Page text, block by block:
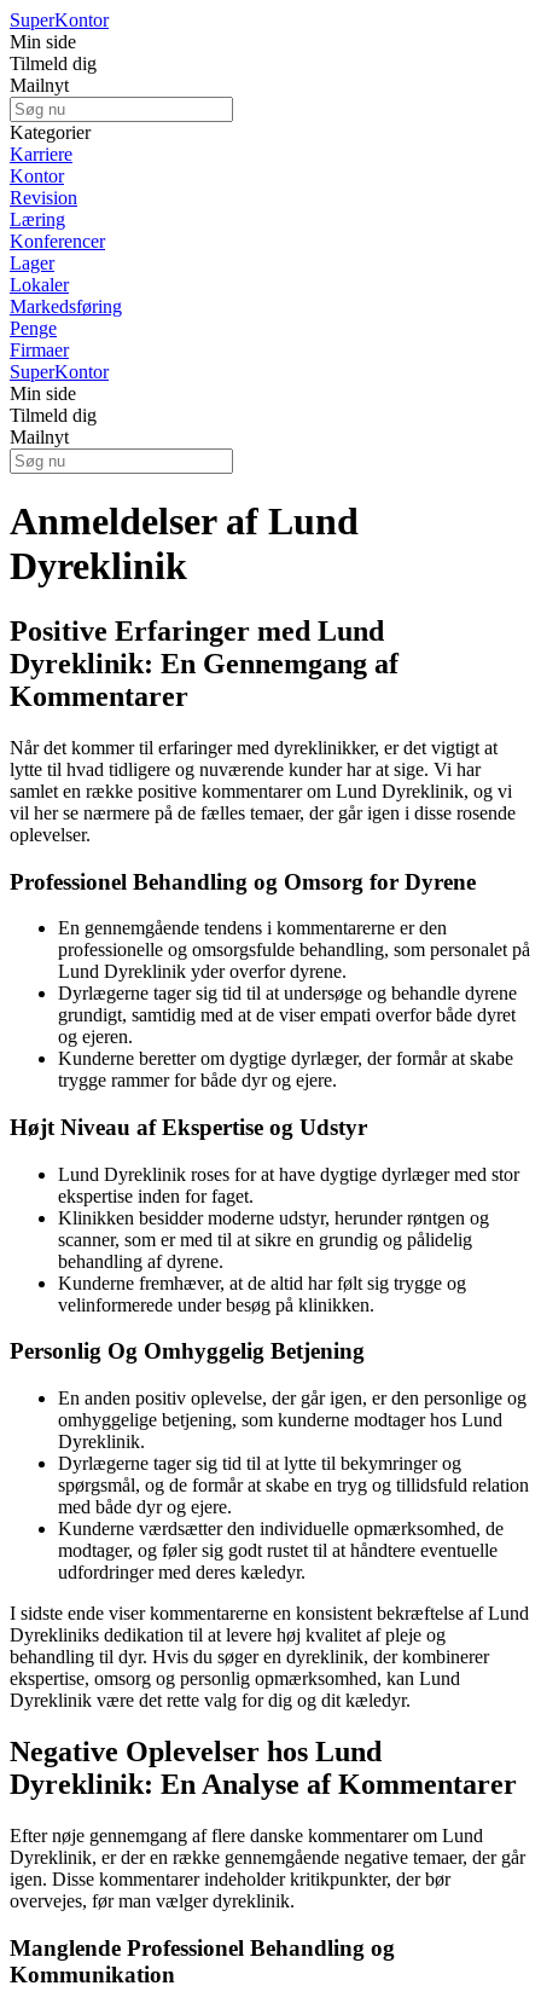
SuperKontor
Min side
Tilmeld dig
Mailnyt
Kategorier
Karriere
Kontor
Revision
Læring
Konferencer
Lager
Lokaler
Markedsføring
Penge
Firmaer
SuperKontor
Min side
Tilmeld dig
Mailnyt
Anmeldelser af Lund
Dyreklinik
Positive Erfaringer med Lund
Dyreklinik: En Gennemgang af
Kommentarer
Når det kommer til erfaringer med dyreklinikker, er det vigtigt at
lytte til hvad tidligere og nuværende kunder har at sige. Vi har
samlet en række positive kommentarer om Lund Dyreklinik, og vi
vil her se nærmere på de fælles temaer, der går igen i disse rosende
oplevelser.
Professionel Behandling og Omsorg for Dyrene
En gennemgående tendens i kommentarerne er den
professionelle og omsorgsfulde behandling, som personalet på
Lund Dyreklinik yder overfor dyrene.
Dyrlægerne tager sig tid til at undersøge og behandle dyrene
grundigt, samtidig med at de viser empati overfor både dyret
og ejeren.
Kunderne beretter om dygtige dyrlæger, der formår at skabe
trygge rammer for både dyr og ejere.
Højt Niveau af Ekspertise og Udstyr
Lund Dyreklinik roses for at have dygtige dyrlæger med stor
ekspertise inden for faget.
Klinikken besidder moderne udstyr, herunder røntgen og
scanner, som er med til at sikre en grundig og pålidelig
behandling af dyrene.
Kunderne fremhæver, at de altid har følt sig trygge og
velinformerede under besøg på klinikken.
Personlig Og Omhyggelig Betjening
En anden positiv oplevelse, der går igen, er den personlige og
omhyggelige betjening, som kunderne modtager hos Lund
Dyreklinik.
Dyrlægerne tager sig tid til at lytte til bekymringer og
spørgsmål, og de formår at skabe en tryg og tillidsfuld relation
med både dyr og ejere.
Kunderne værdsætter den individuelle opmærksomhed, de
modtager, og føler sig godt rustet til at håndtere eventuelle
udfordringer med deres kæledyr.
I sidste ende viser kommentarerne en konsistent bekræftelse af Lund
Dyrekliniks dedikation til at levere høj kvalitet af pleje og
behandling til dyr. Hvis du søger en dyreklinik, der kombinerer
ekspertise, omsorg og personlig opmærksomhed, kan Lund
Dyreklinik være det rette valg for dig og dit kæledyr.
Negative Oplevelser hos Lund
Dyreklinik: En Analyse af Kommentarer
Efter nøje gennemgang af flere danske kommentarer om Lund
Dyreklinik, er der en række gennemgående negative temaer, der går
igen. Disse kommentarer indeholder kritikpunkter, der bør
overvejes, før man vælger dyreklinik.
Manglende Professionel Behandling og
Kommunikation